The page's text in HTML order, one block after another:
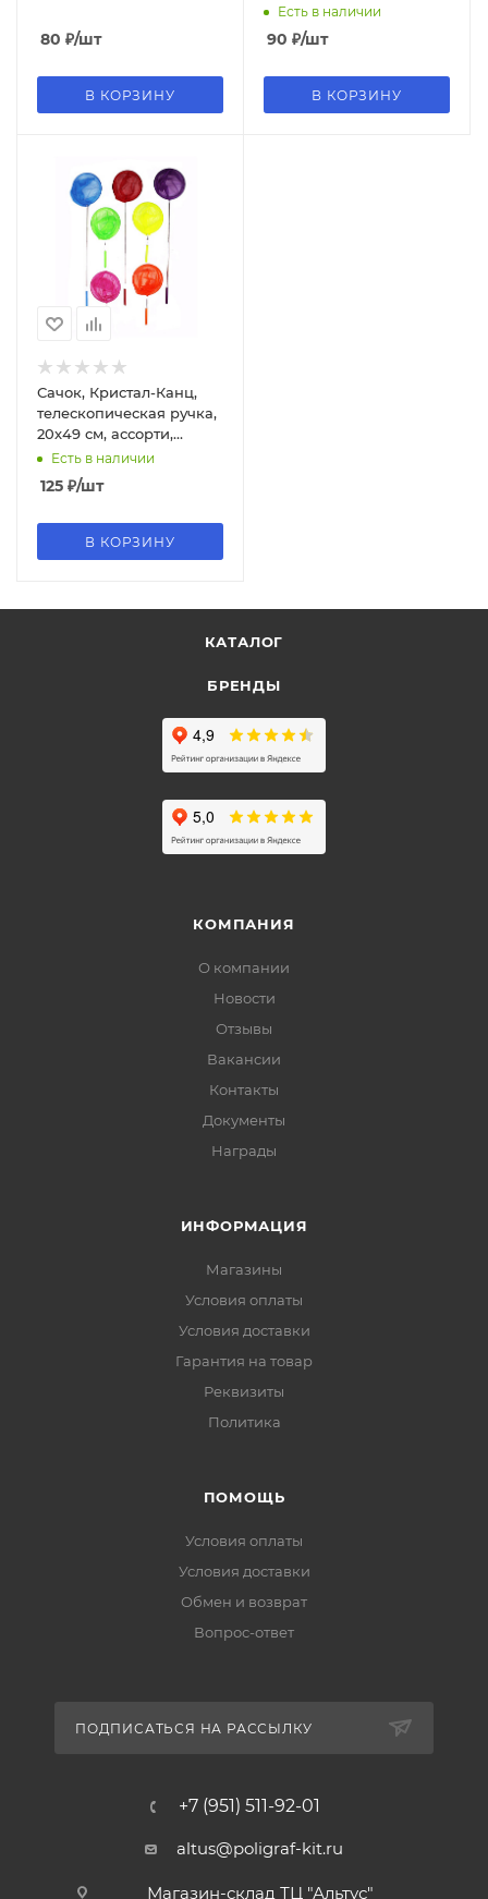
80 ₽/шт
В КОРЗИНУ
Есть в наличии
90 ₽/шт
В КОРЗИНУ
Сачок, Кристал-Канц,
телескопическая ручка,
20х49 см, ассорти,
В36229
Есть в наличии
125 ₽/шт
В КОРЗИНУ
КАТАЛОГ
БРЕНДЫ
КОМПАНИЯ
О компании
Новости
Отзывы
Вакансии
Контакты
Документы
Награды
ИНФОРМАЦИЯ
Магазины
Условия оплаты
Условия доставки
Гарантия на товар
Реквизиты
Политика
ПОМОЩЬ
Условия оплаты
Условия доставки
Обмен и возврат
Вопрос-ответ
ПОДПИСАТЬСЯ НА РАССЫЛКУ
+7 (951) 511-92-01
altus@poligraf-kit.ru
Магазин-склад ТЦ "Альтус"